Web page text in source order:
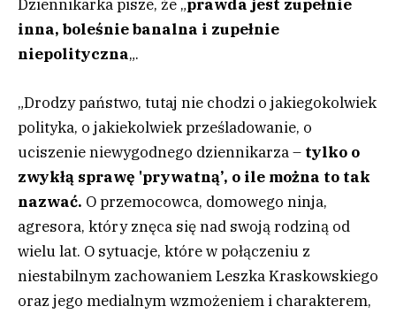
Dziennikarka pisze, że „prawda jest zupełnie
inna, boleśnie banalna i zupełnie
niepolityczna„.
„Drodzy państwo, tutaj nie chodzi o jakiegokolwiek
polityka, o jakiekolwiek prześladowanie, o
uciszenie niewygodnego dziennikarza – tylko o
zwykłą sprawę 'prywatną’, o ile można to tak
nazwać. O przemocowca, domowego ninja,
agresora, który znęca się nad swoją rodziną od
wielu lat. O sytuacje, które w połączeniu z
niestabilnym zachowaniem Leszka Kraskowskiego
oraz jego medialnym wzmożeniem i charakterem,